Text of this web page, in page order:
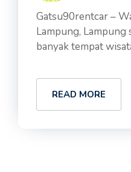
Gatsu90rentcar –
Lampung, Lampung
banyak tempat
READ MORE